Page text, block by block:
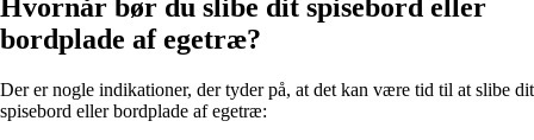
Hvornår bør du slibe dit spisebord eller
bordplade af egetræ?
Der er nogle indikationer, der tyder på, at det kan være tid til at slibe dit
spisebord eller bordplade af egetræ: